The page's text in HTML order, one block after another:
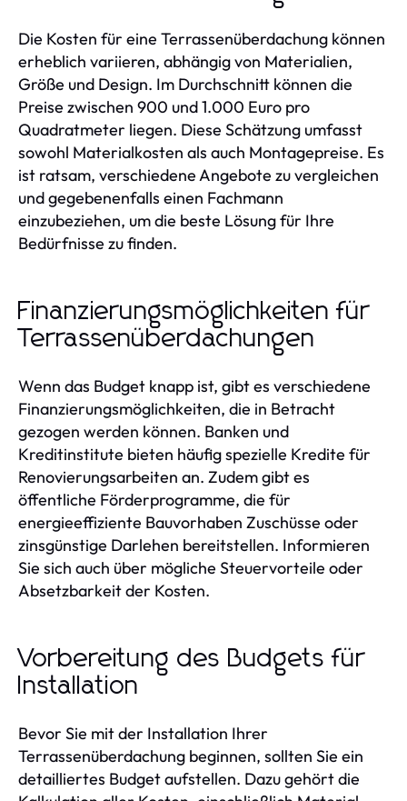
Die Kosten für eine Terrassenüberdachung können
erheblich variieren, abhängig von Materialien,
Größe und Design. Im Durchschnitt können die
Preise zwischen 900 und 1.000 Euro pro
Quadratmeter liegen. Diese Schätzung umfasst
sowohl Materialkosten als auch Montagepreise. Es
ist ratsam, verschiedene Angebote zu vergleichen
und gegebenenfalls einen Fachmann
einzubeziehen, um die beste Lösung für Ihre
Bedürfnisse zu finden.
Finanzierungsmöglichkeiten für
Terrassenüberdachungen
Wenn das Budget knapp ist, gibt es verschiedene
Finanzierungsmöglichkeiten, die in Betracht
gezogen werden können. Banken und
Kreditinstitute bieten häufig spezielle Kredite für
Renovierungsarbeiten an. Zudem gibt es
öffentliche Förderprogramme, die für
energieeffiziente Bauvorhaben Zuschüsse oder
zinsgünstige Darlehen bereitstellen. Informieren
Sie sich auch über mögliche Steuervorteile oder
Absetzbarkeit der Kosten.
Vorbereitung des Budgets für
Installation
Bevor Sie mit der Installation Ihrer
Terrassenüberdachung beginnen, sollten Sie ein
detailliertes Budget aufstellen. Dazu gehört die